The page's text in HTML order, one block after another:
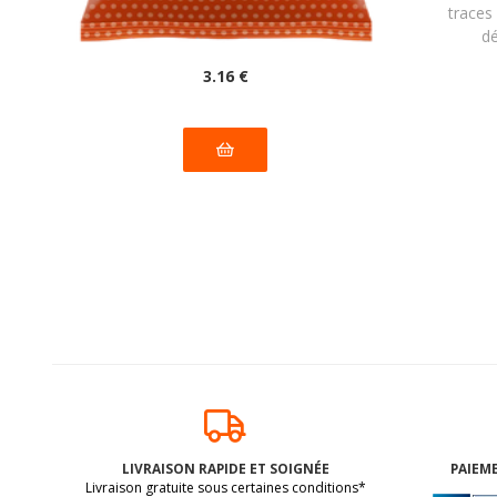
allergènes majeurs
3.16 €
traces
LIVRAISON RAPIDE ET SOIGNÉE
Livraison gratuite sous certaines conditions*